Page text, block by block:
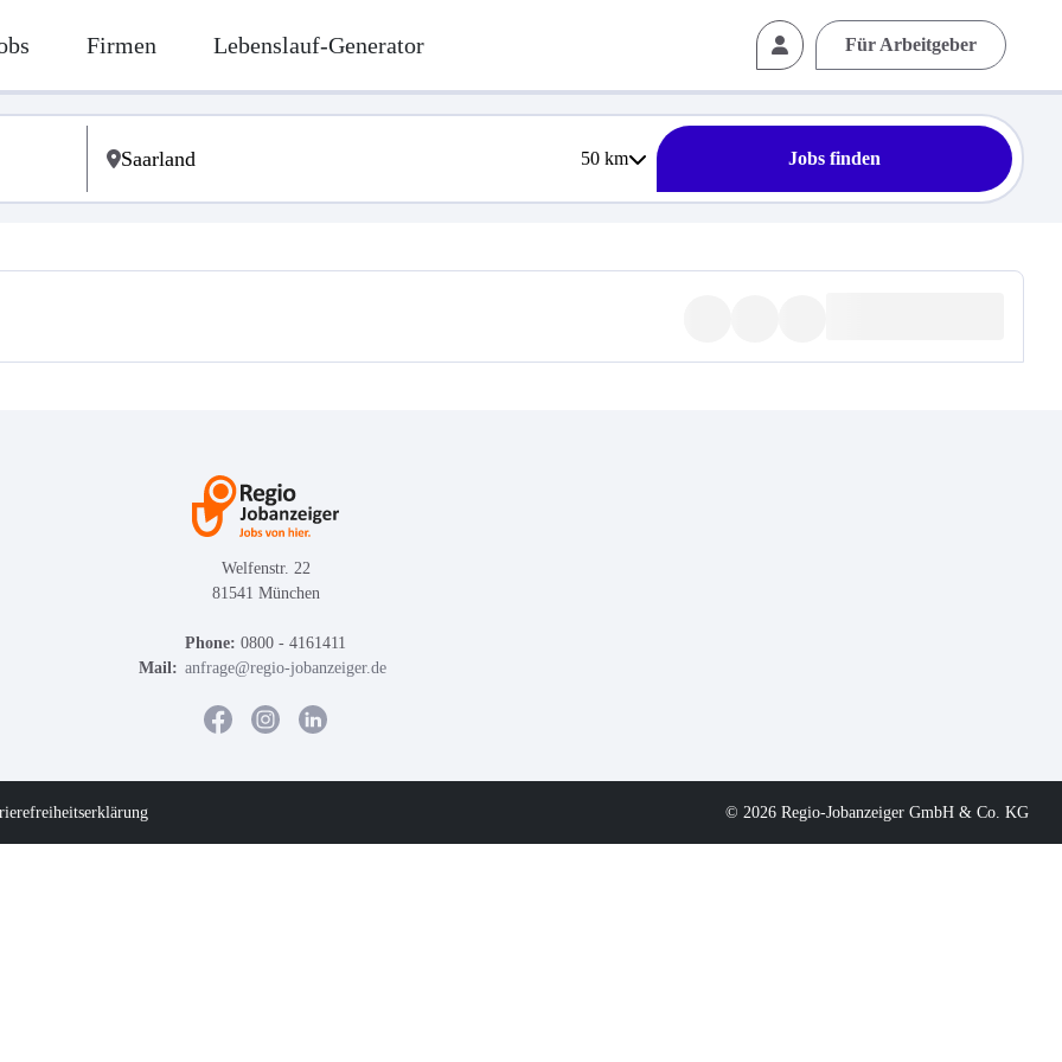
Firmen Lebenslauf-Generator Für Arbeitgeber
50km Jobs finden
Welfenstr. 22
81541 München
Phone: 0800 - 4161411
Mail: anfrage@regio-jobanzeiger.de
© 2026 Regio-Jobanzeiger GmbH & Co. KG